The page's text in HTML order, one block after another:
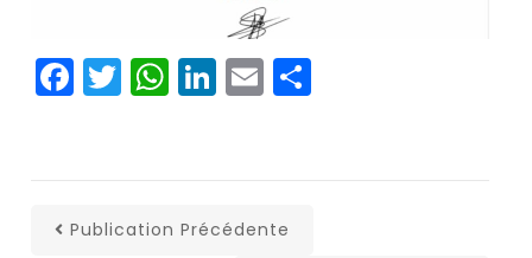
Facebook
Twitter
WhatsApp
LinkedIn
Email
Publication Précédente